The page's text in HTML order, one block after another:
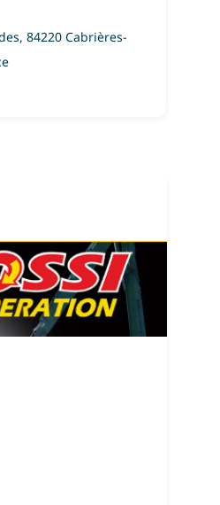
84220 Cabrières-